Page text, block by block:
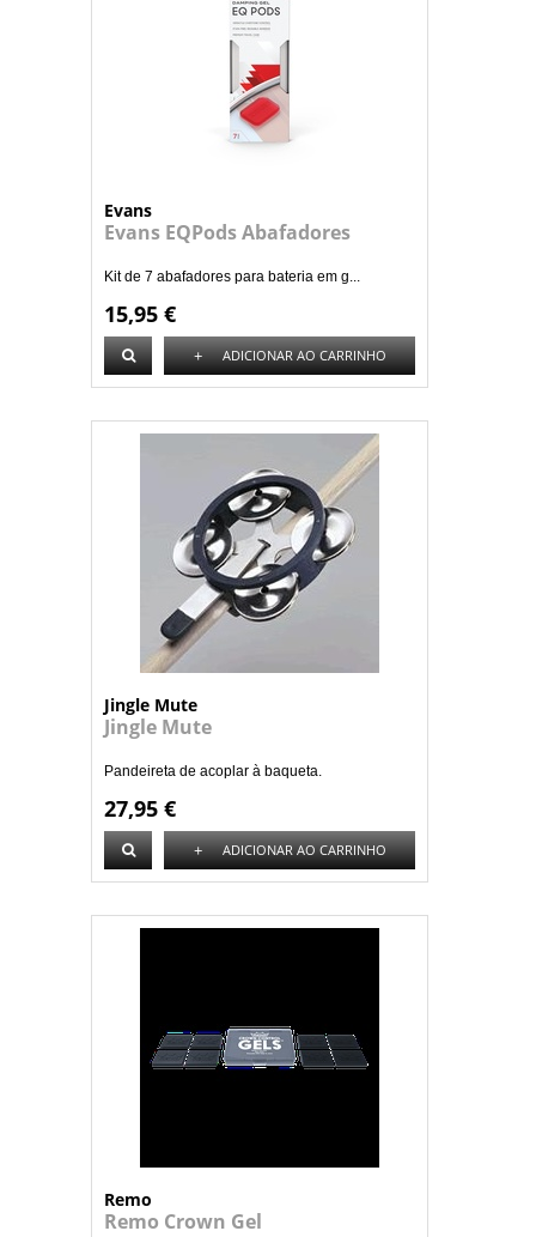
Evans
Evans EQPods Abafadores
Kit de 7 abafadores para bateria em g...
15,95 €
+ ADICIONAR AO CARRINHO
Jingle Mute
Jingle Mute
Pandeireta de acoplar à baqueta.
27,95 €
+ ADICIONAR AO CARRINHO
Remo
Remo Crown Gel